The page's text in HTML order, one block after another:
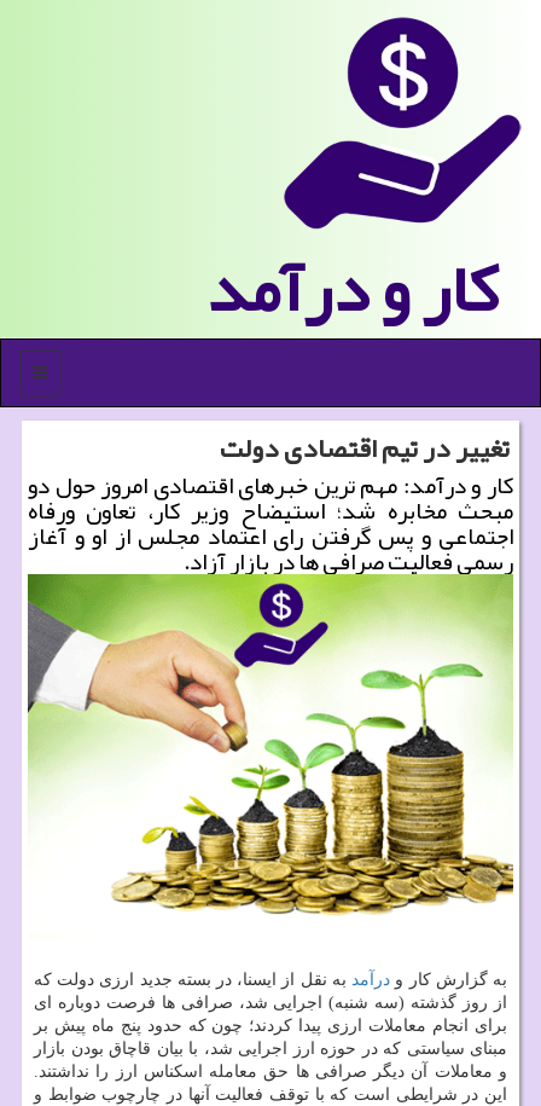
كار و درآمد
منو
تغییر در تیم اقتصادی دولت
كار و درآمد: مهم ترین خبرهای اقتصادی امروز حول دو
مبحث مخابره شد؛ استیضاح وزیر كار، تعاون ورفاه
اجتماعی و پس گرفتن رای اعتماد مجلس از او و آغاز
رسمی فعالیت صرافی ها در بازار آزاد.
به گزارش كار و درآمد به نقل از ایسنا، در بسته جدید ارزی دولت كه
از روز گذشته (سه شنبه) اجرایی شد، صرافی ها فرصت دوباره ای
برای انجام معاملات ارزی پیدا كردند؛ چون كه حدود پنج ماه پیش بر
مبنای سیاستی كه در حوزه ارز اجرایی شد، با بیان قاچاق بودن بازار
و معاملات آن دیگر صرافی ها حق معامله اسكناس ارز را نداشتند.
این در شرایطی است كه با توقف فعالیت آنها در چارچوب ضوابط و